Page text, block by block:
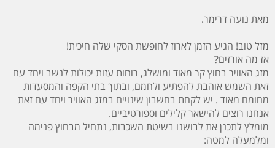
מאת נועה דרימר.
מזל טוב! הגיע הזמן לארוז לחופשת הסקי שלה חיכית!
אז מה אורזים?
מזג האוויר בחוץ קר מאוד ומושלג, רוחות עזות יכולות לנשב ויחד עם
זאת השמש אוהבת להפתיע ולחמם, ובתוך בתי הקפה והמסעדות
מחומם מאוד . יש לקחת בחשבון שינויים במזג האוויר ויחד עם זאת
אנחנו רוצים להישאר קלילים וספורטיביים.
מומלץ לתכנן את לבושנו בשיטת השכבות, נתחיל מבחוץ פנימה
ומלמעלה למטה: